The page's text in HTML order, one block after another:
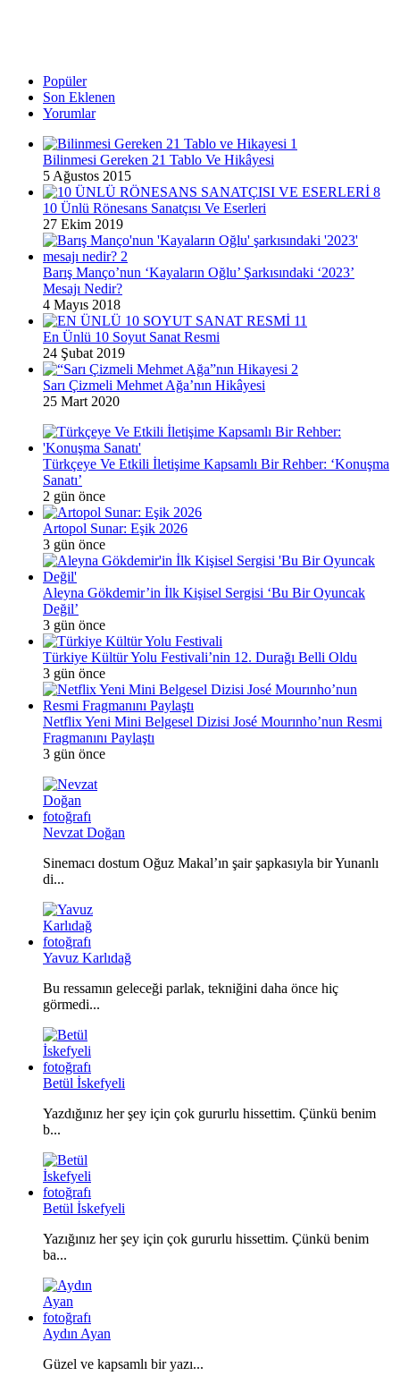
Popüler
Son Eklenen
Yorumlar
Bilinmesi Gereken 21 Tablo Ve Hikâyesi
5 Ağustos 2015
10 Ünlü Rönesans Sanatçısı Ve Eserleri
27 Ekim 2019
Barış Manço’nun ‘Kayaların Oğlu’ Şarkısındaki ‘2023’
Mesajı Nedir?
4 Mayıs 2018
En Ünlü 10 Soyut Sanat Resmi
24 Şubat 2019
Sarı Çizmeli Mehmet Ağa’nın Hikâyesi
25 Mart 2020
Türkçeye Ve Etkili İletişime Kapsamlı Bir Rehber: ‘Konuşma
Sanatı’
2 gün önce
Artopol Sunar: Eşik 2026
3 gün önce
Aleyna Gökdemir’in İlk Kişisel Sergisi ‘Bu Bir Oyuncak
Değil’
3 gün önce
Türkiye Kültür Yolu Festivali’nin 12. Durağı Belli Oldu
3 gün önce
Netflix Yeni Mini Belgesel Dizisi José Mourınho’nun Resmi
Fragmanını Paylaştı
3 gün önce
Nevzat Doğan
Sinemacı dostum Oğuz Makal’ın şair şapkasıyla bir Yunanlı
di...
Yavuz Karlıdağ
Bu ressamın geleceği parlak, tekniğini daha önce hiç
görmedi...
Betül İskefyeli
Yazdığınız her şey için çok gururlu hissettim. Çünkü benim
b...
Betül İskefyeli
Yazığınız her şey için çok gururlu hissettim. Çünkü benim
ba...
Aydın Ayan
Güzel ve kapsamlı bir yazı...